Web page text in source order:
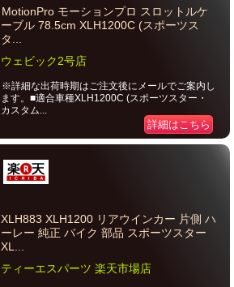
MotionPro モーションプロ スロットルケ
ーブル 78.5cm XLH1200C (スポーツス
タ...
ウェビック2号店
※詳細な出荷時期はご注文後にメールでご案内し
ます。■適合車種XLH1200C (スポーツスター・
カスタム...
詳細はこちら
XLH883 XLH1200 リアウインカー 片側 ハ
ーレー 純正 バイク 部品 スポーツスター
XL...
ティーエスパーツ 楽天市場店